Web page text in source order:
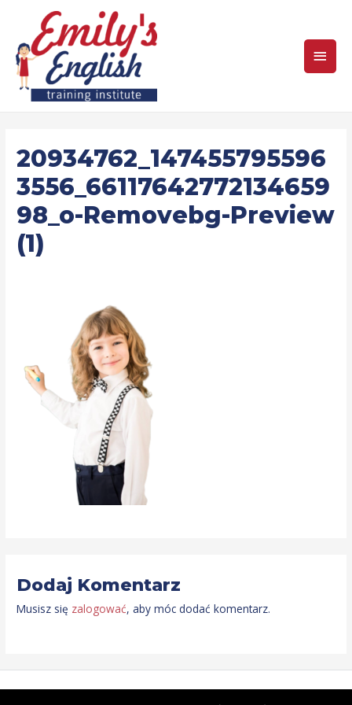
Main
20934762_147455795596
3556_66117642772134659
98_o-Removebg-Preview
(1)
Dodaj Komentarz
Musisz się zalogować, aby móc dodać komentarz.